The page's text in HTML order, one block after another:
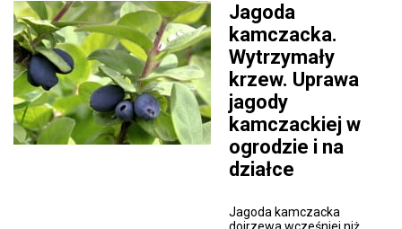
Jagoda
kamczacka.
Wytrzymały
krzew. Uprawa
jagody
kamczackiej w
ogrodzie i na
działce
Jagoda kamczacka